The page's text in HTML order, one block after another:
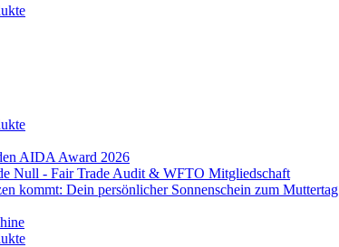
AIDA Award 2026
Null - Fair Trade Audit & WFTO Mitgliedschaft
kommt: Dein persönlicher Sonnenschein zum Muttertag